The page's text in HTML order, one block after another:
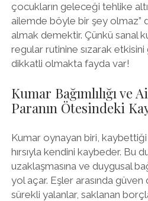
çocukların geleceği tehlike
ailemde böyle bir şey olmaz”
almak demektir. Çünkü sanal
regular rutinine sızarak
dikkatli olmakta fayda var!
Kumar Bağımlılığı ve
Paranın Ötesindeki
Kumar oynayan biri,
hırsıyla kendini kaybeder. Bu
uzaklaşmasına ve duygusal
yol açar. Eşler arasında
sürekli yalanlar, saklanan